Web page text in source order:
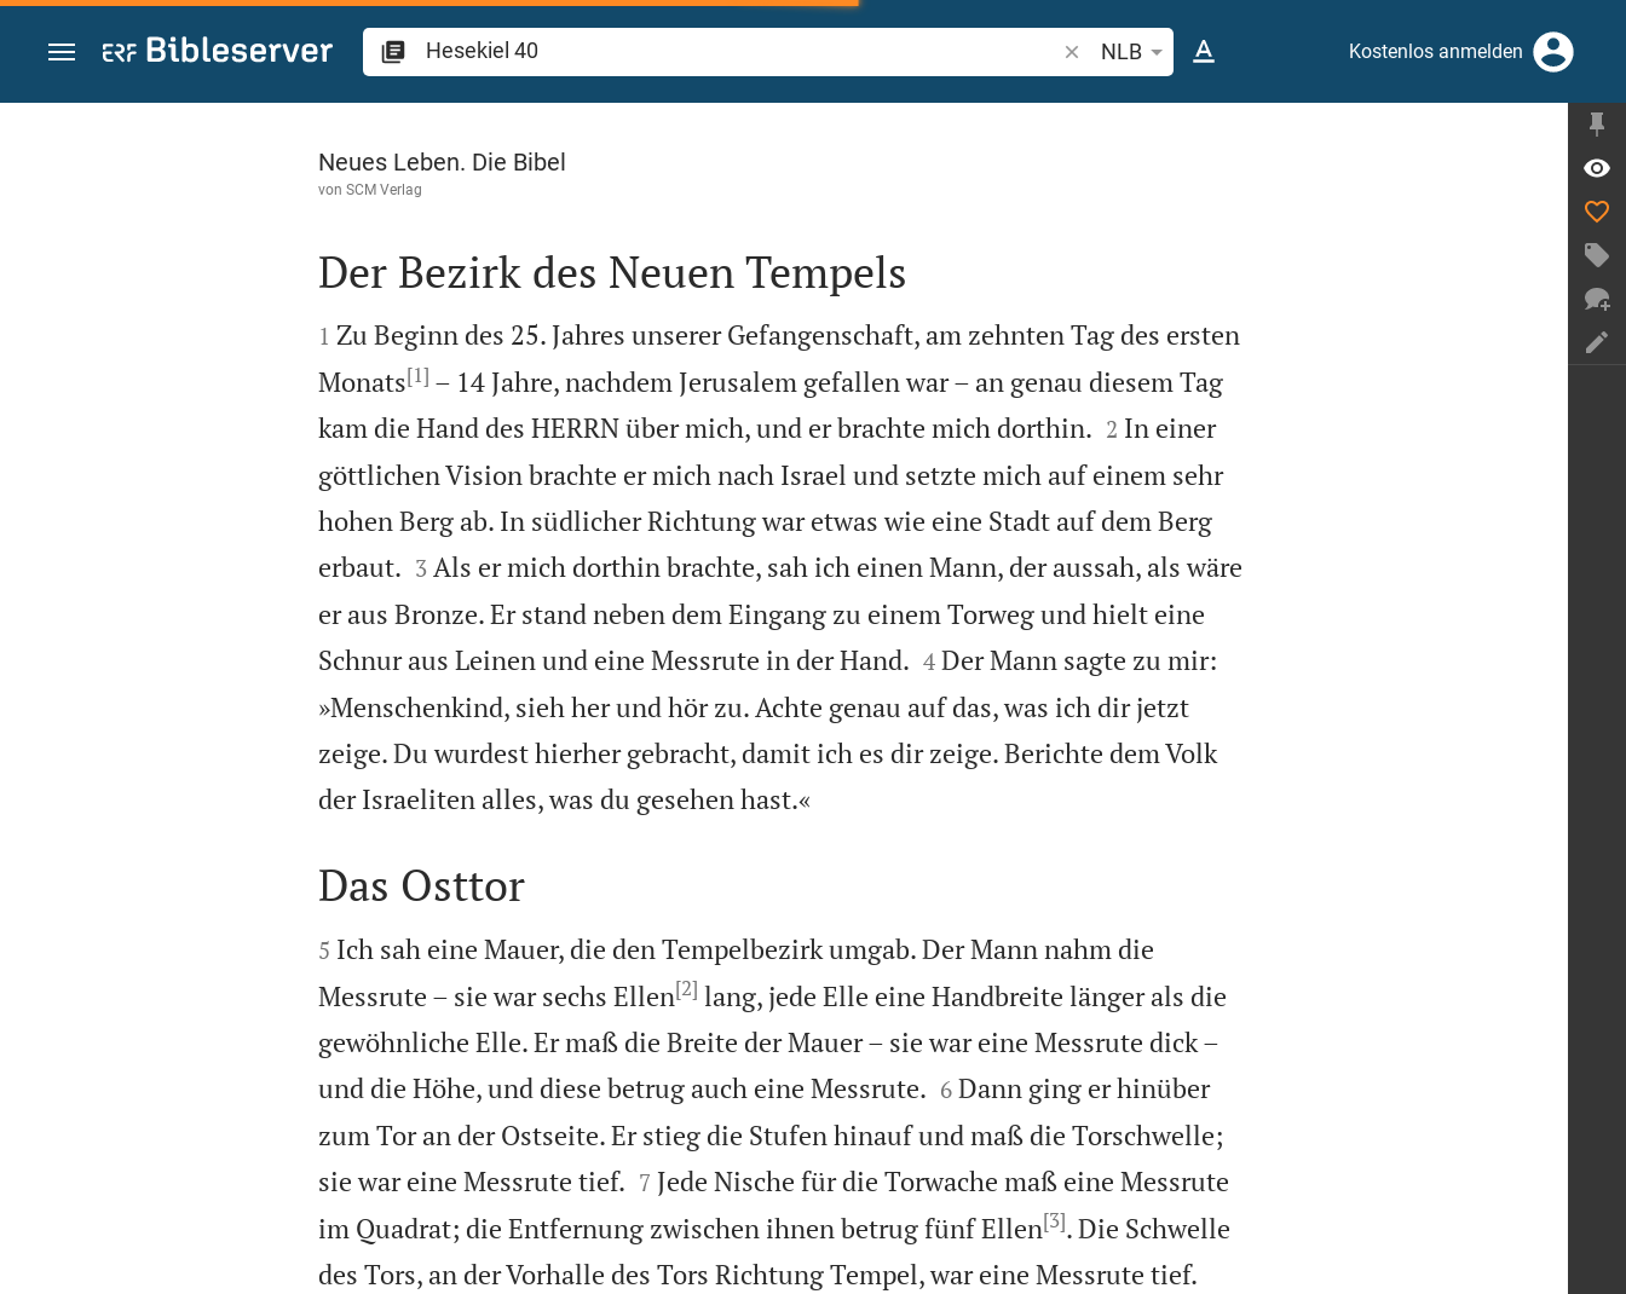
Zum Inhalt springen
Bibelstelle oder Begriff suchen
NLB Kostenlos anmelden
Hesekiel 40
Neues Leben. Die Bibel
von SCM Verlag

Der Bezirk des Neuen Tempels

1 Zu Beginn des 25. Jahres unserer Gefangenschaft, am zehnten Tag des ersten
Monats[1] – 14 Jahre, nachdem Jerusalem gefallen war – an genau diesem Tag
kam die Hand des HERRN über mich, und er brachte mich dorthin.
2 In einer
göttlichen Vision brachte er mich nach Israel und setzte mich auf einem sehr
hohen Berg ab. In südlicher Richtung war etwas wie eine Stadt auf dem Berg
erbaut.
3 Als er mich dorthin brachte, sah ich einen Mann, der aussah, als wäre
er aus Bronze. Er stand neben dem Eingang zu einem Torweg und hielt eine
Schnur aus Leinen und eine Messrute in der Hand.
4 Der Mann sagte zu mir:
»Menschenkind, sieh her und hör zu. Achte genau auf das, was ich dir jetzt
zeige. Du wurdest hierher gebracht, damit ich es dir zeige. Berichte dem Volk
der Israeliten alles, was du gesehen hast.«

Das Osttor

5 Ich sah eine Mauer, die den Tempelbezirk umgab. Der Mann nahm die
Messrute – sie war sechs Ellen[2] lang, jede Elle eine Handbreite länger als die
gewöhnliche Elle. Er maß die Breite der Mauer – sie war eine Messrute dick –
und die Höhe, und diese betrug auch eine Messrute.
6 Dann ging er hinüber
zum Tor an der Ostseite. Er stieg die Stufen hinauf und maß die Torschwelle;
sie war eine Messrute tief.
7 Jede Nische für die Torwache maß eine Messrute
im Quadrat; die Entfernung zwischen ihnen betrug fünf Ellen[3]. Die Schwelle
des Tors, an der Vorhalle des Tors Richtung Tempel, war eine Messrute tief.